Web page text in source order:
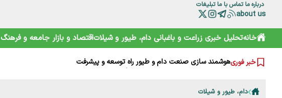
درباره ما تماس با ما تبلیغات
about us
خانهتحلیل خبری زراعت و باغبانی دام، طیور و شیلاتاقتصاد و بازار جامعه و فرهنگ
خبر فوری
خرید آسان «ناس» در سوپرمارکت‌ها؛ دامی دلربا برای کودکان
ترامپ از کدام مذاکره می‌گوید؟ روایت مبهم از پشت‌پرده خلیج فارس
شارژ کالابرگ الکترونیکی مرداد آغاز شد
هوشمند سازی صنعت دام و طیور راه توسعه و پیشرفت
هشدار هواشناسی تهران؛ باد شدید و گرد و خاک در راه است
گوزن زرد ایرانی؛ از شایعه ذبح تا سفر به خانه جدید
دام، طیور و شیلات